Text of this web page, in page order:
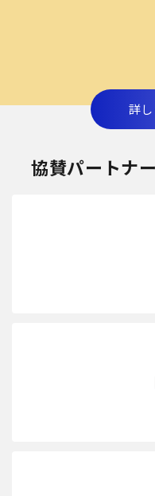
詳
協賛パートナー